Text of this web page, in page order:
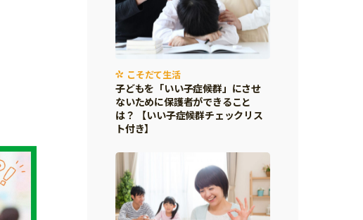
こそだて生活
子どもを「いい子症候群」にさせ
ないために保護者ができること
は？ 【いい子症候群チェックリス
ト付き】